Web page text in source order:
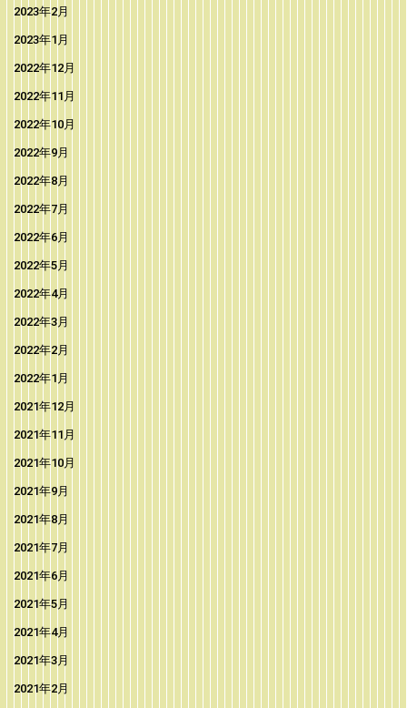
2023年2月
2023年1月
2022年12月
2022年11月
2022年10月
2022年9月
2022年8月
2022年7月
2022年6月
2022年5月
2022年4月
2022年3月
2022年2月
2022年1月
2021年12月
2021年11月
2021年10月
2021年9月
2021年8月
2021年7月
2021年6月
2021年5月
2021年4月
2021年3月
2021年2月